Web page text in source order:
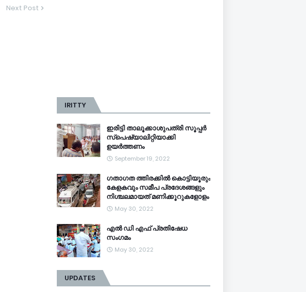
Next Post
IRITTY
ഇരിട്ടി താലൂക്കാശുപത്രി സൂപ്പർ
സ്‌പെഷ്യാലിറ്റിയാക്കി
ഉയർത്തണം
September 19, 2022
ഗതാഗത ത്തിരക്കിൽ കൊട്ടിയൂരും
കേളകവും സമീപ പ്രദേശങ്ങളും
നിശ്ചലമായത് മണിക്കൂറുകളോളം
May 30, 2022
എൽ ഡി എഫ് പ്രതിഷേധ
സംഗമം
May 30, 2022
UPDATES